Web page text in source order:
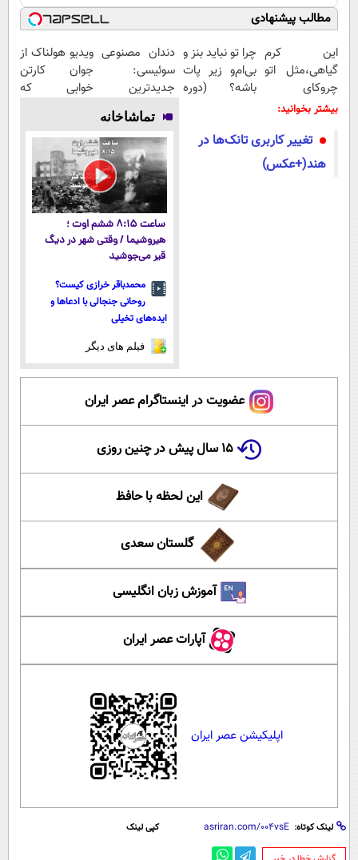
مطالب پیشنهادی
این کرم
گیاهی،مثل اتو
چروکای
پوستتوصاف
چرا تو نباید بنز و
بی‌ام‌و زیر پات
باشه؟ (دوره
دندان مصنوعی
سوئیسی:
جدیدترین
فناوری اروپا،
سبک و مقاوم |
پرداخت قسطی
ویدیو هولناک از
جوان کارتن
خوابی که
بیشتر بخوانید:
تغییر کاربری تانک‌ها در
هند(+عکس)
تماشاخانه
ساعت ۸:۱۵ ششم اوت ؛
هیروشیما / وقتی شهر در دیگ
قیر می‌جوشید
محمدباقر خرازی کیست؟
روحانی جنجالی با ادعاها و
ایده‌های تخیلی
فیلم های دیگر
عضویت در اینستاگرام عصر ایران
۱۵ سال پیش در چنین روزی
این لحظه با حافظ
گلستان سعدی
آموزش زبان انگلیسی
آپارات عصر ایران
اپلیکیشن عصر ایران
لینک کوتاه: کپی لینک